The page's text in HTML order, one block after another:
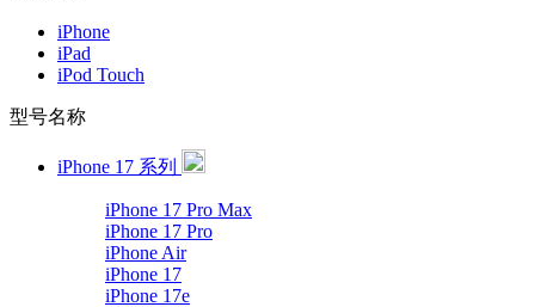
iPhone
iPad
iPod Touch
型号名称
iPhone 17 系列
iPhone 17 Pro Max
iPhone 17 Pro
iPhone Air
iPhone 17
iPhone 17e